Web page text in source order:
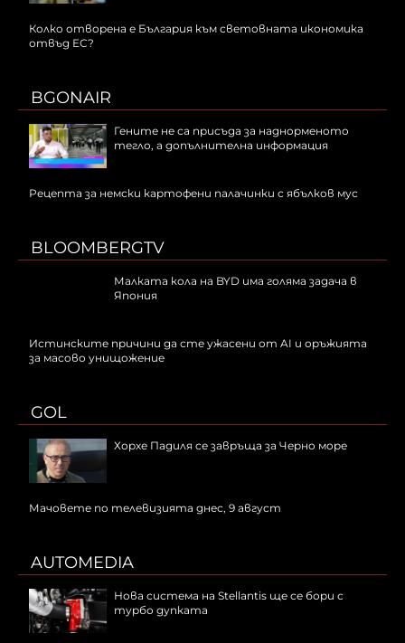
Колко отворена е България към световната икономика
отвъд ЕС?
BGONAIR
Гените не са присъда за наднорменото
тегло, а допълнителна информация
Рецепта за немски картофени палачинки с ябълков мус
BLOOMBERGTV
Малката кола на BYD има голяма задача в
Япония
Истинските причини да сте ужасени от AI и оръжията
за масово унищожение
GOL
Хорхе Падиля се завръща за Черно море
Мачовете по телевизията днес, 9 август
AUTOMEDIA
Нова система на Stellantis ще се бори с
турбо дупката